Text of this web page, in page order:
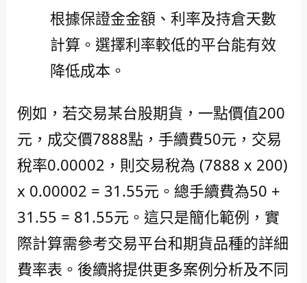
根據保證金金額、利率及持倉天數
計算。選擇利率較低的平台能有效
降低成本。
例如，若交易某台股期貨，一點價值200
元，成交價7888點，手續費50元，交易
稅率0.00002，則交易稅為 (7888 x 200)
x 0.00002 = 31.55元。總手續費為50 +
31.55 = 81.55元。這只是簡化範例，實
際計算需參考交易平台和期貨品種的詳細
費率表。後續將提供更多案例分析及不同